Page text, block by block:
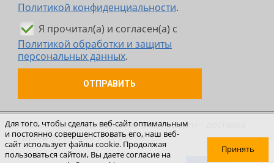
Политикой конфиденциальности.
Я прочитал(а) и согласен(а) с
Политикой обработки и защиты
персональных данных.
ОТПРАВИТЬ
© 2026 Транспортная компания «Шерл» - доставка
грузов по России и за рубеж
Для того, чтобы сделать веб-сайт оптимальным
и постоянно совершенствовать его, наш веб-
сайт использует файлы cookie. Продолжая
пользоваться сайтом, Вы даете согласие на
Принять